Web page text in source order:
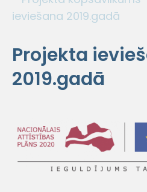
ieviešana 2019.gadā
Projekta
2019.gadā